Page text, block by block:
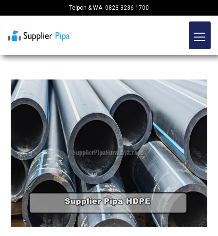
Telpon & WA: 0823-3236-1700